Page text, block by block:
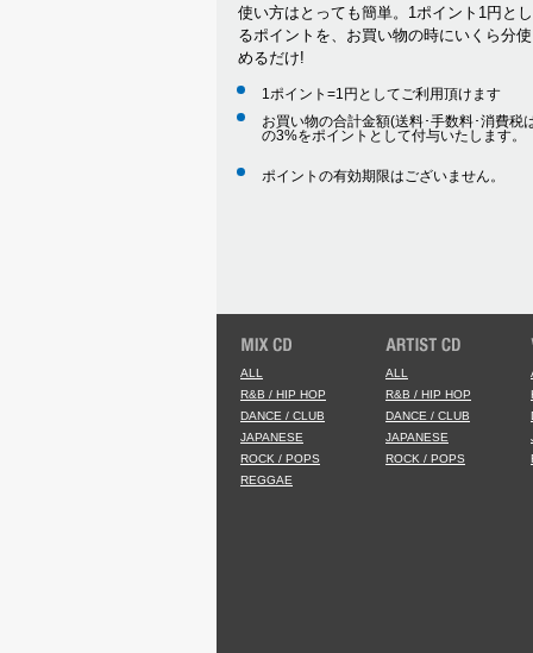
使い方はとっても簡単。1ポイント1円と
るポイントを、お買い物の時にいくら分
めるだけ!
1ポイント=1円としてご利用頂けます
お買い物の合計金額(送料･手数料･消費税
の3%をポイントとして付与いたします。
ポイントの有効期限はございません。
ALL
R&B / HIP HOP
DANCE / CLUB
JAPANESE
ROCK / POPS
REGGAE
ALL
R&B / HIP HOP
DANCE / CLUB
JAPANESE
ROCK / POPS